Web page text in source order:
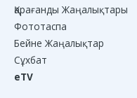
Қарағанды Жаңалықтары
Фототаспа
Бейне Жаңалықтар
Сұхбат
eTV